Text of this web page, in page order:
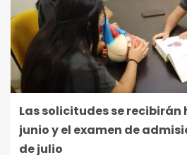
Las solicitudes se recibirán
junio y el examen de
de julio